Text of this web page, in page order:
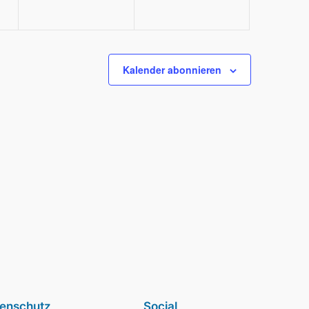
Kalender abonnieren
Social